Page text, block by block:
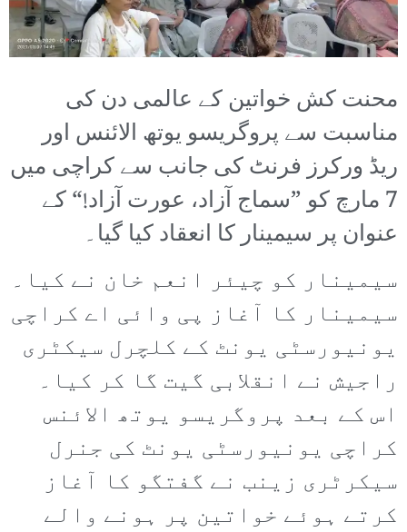
محنت کش خواتین کے عالمی دن کی
مناسبت سے پروگریسو یوتھ الائنس اور
ریڈ ورکرز فرنٹ کی جانب سے کراچی میں
7 مارچ کو ”سماج آزاد، عورت آزاد!“ کے
عنوان پر سیمینار کا انعقاد کیا گیا۔
سیمینار کو چیئر انعم خان نے کیا۔
سیمینار کا آغاز پی وائی اے کراچی
یونیورسٹی یونٹ کے کلچرل سیکٹری
راجیش نے انقلابی گیت گا کر کیا۔
اس کے بعد پروگریسو یوتھ الائنس
کراچی یونیورسٹی یونٹ کی جنرل
سیکرٹری زینب نے گفتگو کا آغاز
کرتے ہوئے خواتین پر ہونے والے